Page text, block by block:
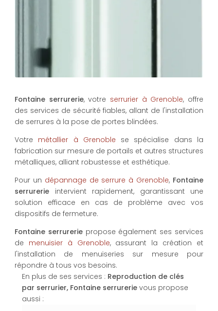
Fontaine serrurerie, votre serrurier à Grenoble, offre
des services de sécurité fiables, allant de l'installation
de serrures à la pose de portes blindées.
Votre métallier à Grenoble se spécialise dans la
fabrication sur mesure de portails et autres structures
métalliques, alliant robustesse et esthétique.
Pour un dépannage de serrure à Grenoble, Fontaine
serrurerie intervient rapidement, garantissant une
solution efficace en cas de problème avec vos
dispositifs de fermeture.
Fontaine serrureriepropose également ses services
de menuisier à Grenoble, assurant la création et
l'installation de menuiseries sur mesure pour
répondre à tous vos besoins.
En plus de ses services : Reproduction de clés
par serrurier, Fontaine serrurerie vous propose
aussi :